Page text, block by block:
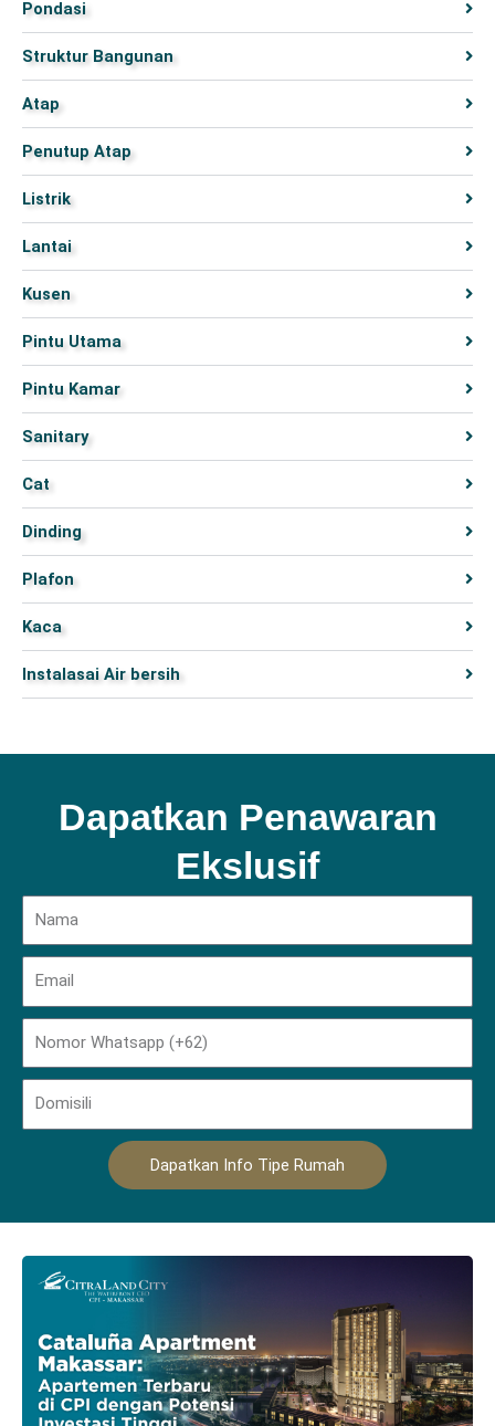
Pondasi
Struktur Bangunan
Atap
Penutup Atap
Listrik
Lantai
Kusen
Pintu Utama
Pintu Kamar
Sanitary
Cat
Dinding
Plafon
Kaca
Instalasai Air bersih
Dapatkan Penawaran
Ekslusif
Email
Domisili
Dapatkan Info Tipe Rumah